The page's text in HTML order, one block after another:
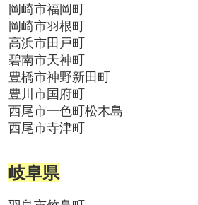
岡崎市福岡町
岡崎市羽根町
高浜市田戸町
碧南市天神町
豊橋市神野新田町
豊川市国府町
西尾市一色町松木島
西尾市寺津町
岐阜県